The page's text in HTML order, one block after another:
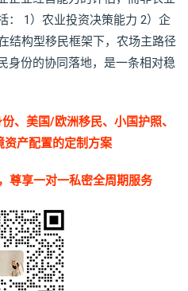
： 1）农业投资决策能力 2）企
结构型移民框架下，农场主路径
身份的协同落地，是一条相对稳
、美国/欧洲移民、小国护照、
资产配置的定制方案
尊享一对一私密全周期服务